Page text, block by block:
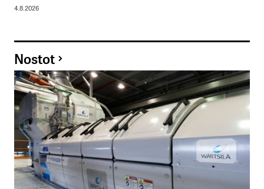
4.8.2026
Nostot